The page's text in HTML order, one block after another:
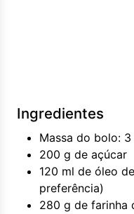
Ingredientes
Massa do bolo:
200 g de açúcar
120 ml de óleo
preferência)
280 g de farinha